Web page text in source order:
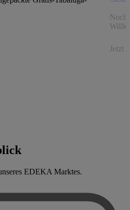
Noch
Jetzt
EDEKA Marktes.